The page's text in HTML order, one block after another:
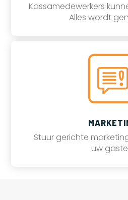
Kassamedewerkers
Alles wordt
Stuur gerichte
uw